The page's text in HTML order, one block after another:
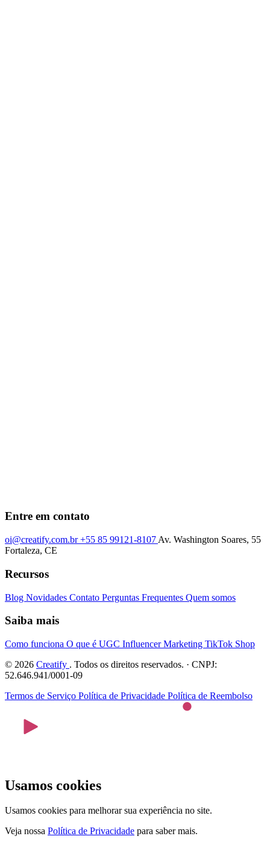
Entre em contato
oi@creatify.com.br+55 85 99121-8107 Av. Washington Soares, 55
Fortaleza, CE
Recursos
Blog Novidades Contato Perguntas Frequentes Quem somos
Saiba mais
Como funciona O que é UGC Influencer Marketing TikTok Shop
© 2026 Creatify . Todos os direitos reservados. · CNPJ:
52.646.941/0001-09
Termos de Serviço Política de Privacidade Política de Reembolso
Usamos cookies
Usamos cookies para melhorar sua experiência no site.
Veja nossa Política de Privacidade para saber mais.